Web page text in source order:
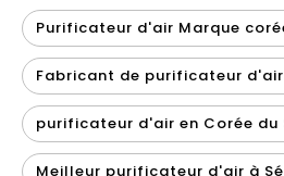
Purificateur d'air Marque
Fabricant de purificateur
purificateur d'air en Corée du
Meilleur purificateur d'air à